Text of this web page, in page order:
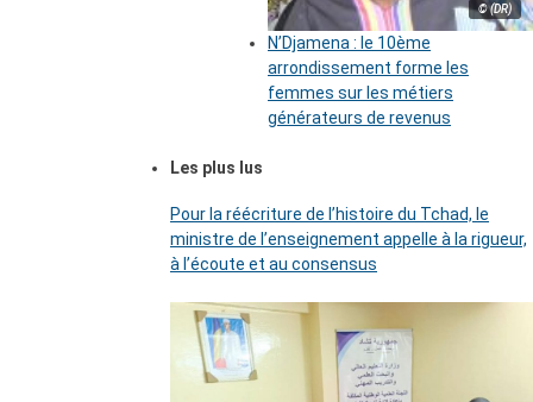
© (DR)
N’Djamena : le 10ème
arrondissement forme les
femmes sur les métiers
générateurs de revenus
Les plus lus
Pour la réécriture de l’histoire du Tchad, le
ministre de l’enseignement appelle à la rigueur,
à l’écoute et au consensus